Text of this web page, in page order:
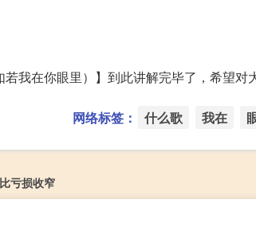
我在你眼里）】到此讲解完毕了，希望对
网络标签： 什么歌 我在
亏损收窄